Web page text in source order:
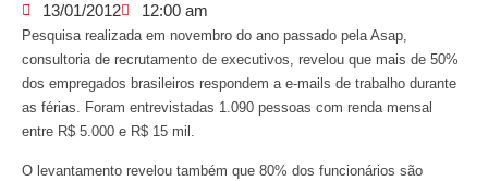
13/01/2012 12:00 am
Pesquisa realizada em novembro do ano passado pela Asap,
consultoria de recrutamento de executivos, revelou que mais de 50%
dos empregados brasileiros respondem a e-mails de trabalho durante
as férias. Foram entrevistadas 1.090 pessoas com renda mensal
entre R$ 5.000 e R$ 15 mil.
O levantamento revelou também que 80% dos funcionários são